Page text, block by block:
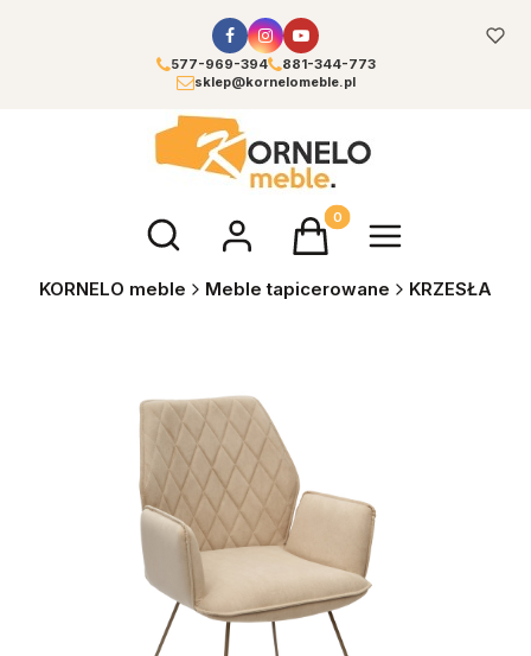
577-969-394
881-344-773
sklep@kornelomeble.pl
Otwórz wyszukiwarkęProdukty w koszyku: 0.
KORNELO meble Meble tapicerowane KRZESŁA